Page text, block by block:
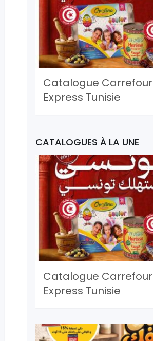
Catalogue Carrefour
Express Tunisie
CATALOGUES À LA UNE
Catalogue Carrefour
Express Tunisie